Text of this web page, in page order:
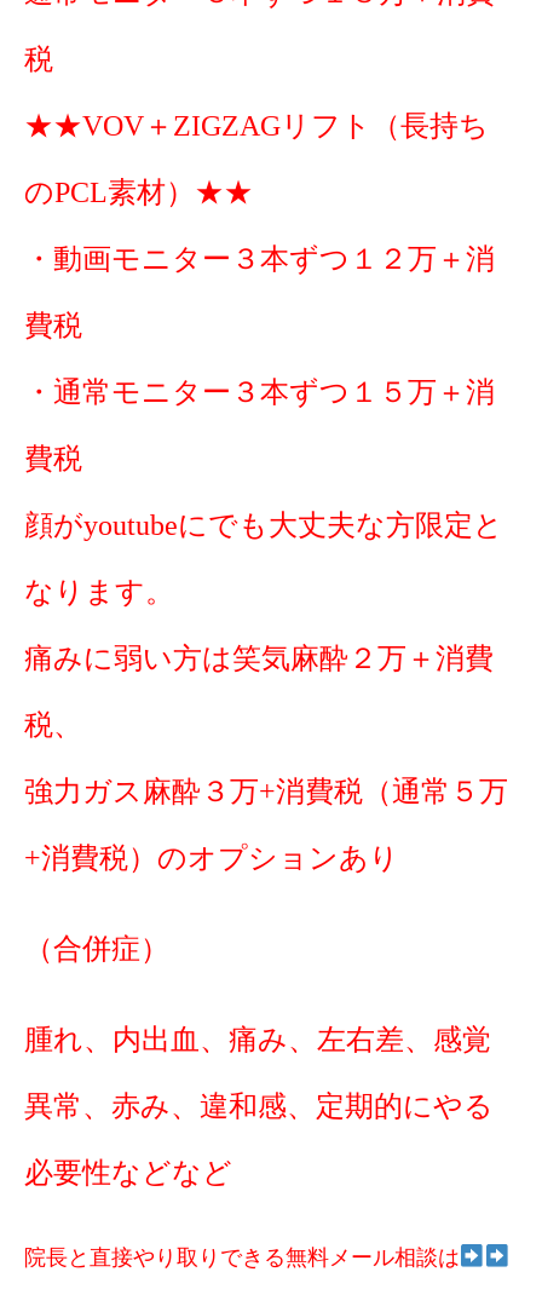
税
★★VOV＋ZIGZAGリフト（長持ち
のPCL素材）★★
・動画モニター３本ずつ１２万＋消
費税
・通常モニター３本ずつ１５万＋消
費税
顔がyoutubeにでも大丈夫な方限定と
なります。
痛みに弱い方は笑気麻酔２万＋消費
税、
強力ガス麻酔３万+消費税（通常５万
+消費税）のオプションあり
（合併症）
腫れ、内出血、痛み、左右差、感覚
異常、赤み、違和感、定期的にやる
必要性などなど
院長と直接やり取りできる無料メール相談は